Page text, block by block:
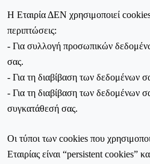
Η Εταιρία ΔΕΝ χρησιμοποιεί
περιπτώσεις:
- Για συλλογή προσωπικών
σας.
- Για τη διαβίβαση των δεδομένων
- Για τη διαβίβαση των δεδομένων
συγκατάθεσή σας.
Οι τύποι των cookies που
Εταιρίας είναι “persistent cookies”